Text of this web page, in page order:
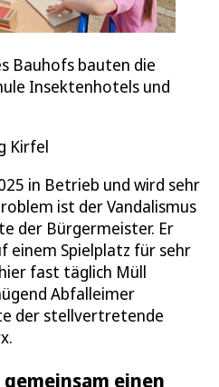
Bauhofs bauten die
Insektenhotels und
Kirfel
in Betrieb und wird sehr
ist der Vandalismus
der Bürgermeister. Er
einem Spielplatz für sehr
fast täglich Müll
Abfalleimer
der stellvertretende
einen